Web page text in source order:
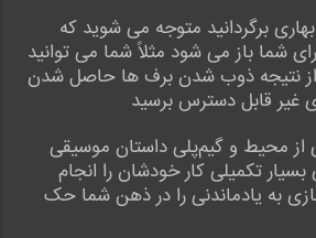
برگردانید متوجه می شوید که
شما باز می شود مثلاً شما می توانید
از نتیجه ذوب شدن برف ها حاصل شدن
غیر قابل دسترس برسید
از محیط و گیم‌پلی داستان موسیقی
تکمیلی کار خودشان را انجام
به یادماندنی را در ذهن شما حک